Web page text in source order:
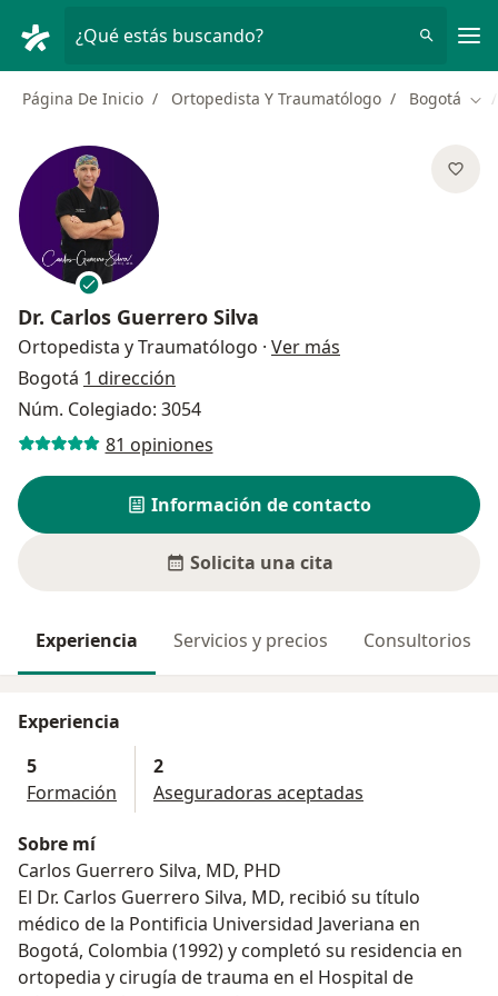
¿Qué estás buscando?
Página De Inicio Ortopedista Y Traumatólogo Bogotá
Dr. Carlos Guerrero Silva
Ortopedista y Traumatólogo · Ver más
Bogotá 1 dirección
Núm. Colegiado: 3054
81 opiniones
Información de contacto
Solicita una cita
Experiencia Servicios y precios Consultorios
Experiencia
5
Formación
2
Aseguradoras aceptadas
Sobre mí
Carlos Guerrero Silva, MD, PHD
El Dr. Carlos Guerrero Silva, MD, recibió su título
médico de la Pontificia Universidad Javeriana en
Bogotá, Colombia (1992) y completó su residencia en
ortopedia y cirugía de trauma en el Hospital de